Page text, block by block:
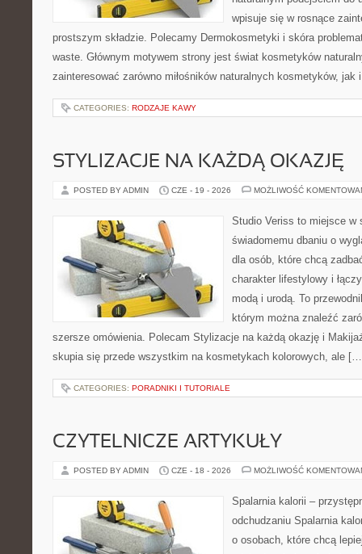
wpisuje się w rosnące
prostszym składzie. Polecamy Dermokosmetyki i skóra
waste. Głównym motywem strony jest świat kosmetyków
zainteresować zarówno miłośników naturalnych kosmetyków,
CATEGORIES: RODZAJE KAWY
STYLIZACJE NA KAŻDĄ OKAZJĘ
POSTED BY ADMIN CZE - 19 - 2026 MOŻLIWOŚĆ
Studio Veriss to miejsce w
świadomemu dbaniu o
dla osób, które chcą
charakter lifestylowy i
modą i urodą. To
którym można znaleźć
szersze omówienia. Polecam Stylizacje na każdą okazję i
skupia się przede wszystkim na kosmetykach kolorowych, ale
CATEGORIES: PORADNIKI I TUTORIALE
CZYTELNICZE ARTYKUŁY
POSTED BY ADMIN CZE - 18 - 2026 MOŻLIWOŚĆ
Spalarnia kalorii –
odchudzaniu Spalarnia
o osobach, które chcą